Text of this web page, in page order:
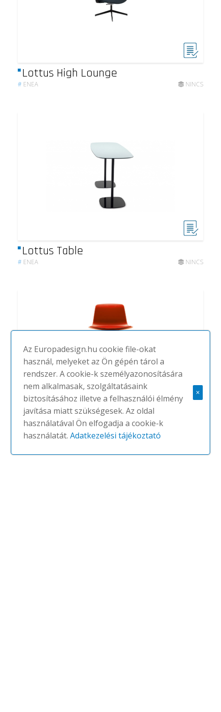
Lottus High Lounge
# ENEA NINCS
Lottus Table
# ENEA NINCS
Lottus spin stool
ENEA
Az Europadesign.hu cookie file-okat
használ, melyeket az Ön gépén tárol a
rendszer. A cookie-k személyazonosítására
nem alkalmasak, szolgáltatásaink
biztosításához illetve a felhasználói élmény
javítása miatt szükségesek. Az oldal
használatával Ön elfogadja a cookie-k
használatát.Adatkezelési tájékoztató
×